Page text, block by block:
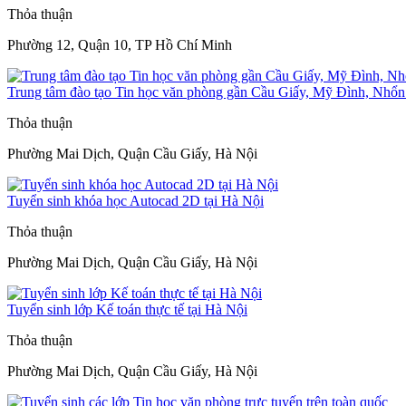
Thỏa thuận
Phường 12, Quận 10, TP Hồ Chí Minh
Trung tâm đào tạo Tin học văn phòng gần Cầu Giấy, Mỹ Đình,
Thỏa thuận
Phường Mai Dịch, Quận Cầu Giấy, Hà Nội
Tuyển sinh khóa học Autocad 2D tại Hà Nội
Thỏa thuận
Phường Mai Dịch, Quận Cầu Giấy, Hà Nội
Tuyển sinh lớp Kế toán thực tế tại Hà Nội
Thỏa thuận
Phường Mai Dịch, Quận Cầu Giấy, Hà Nội